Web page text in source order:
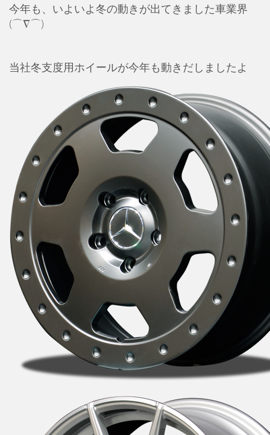
今年も、いよいよ冬の動きが出てきました車業界
(⌒∇⌒)
当社冬支度用ホイールが今年も動きだしましたよ